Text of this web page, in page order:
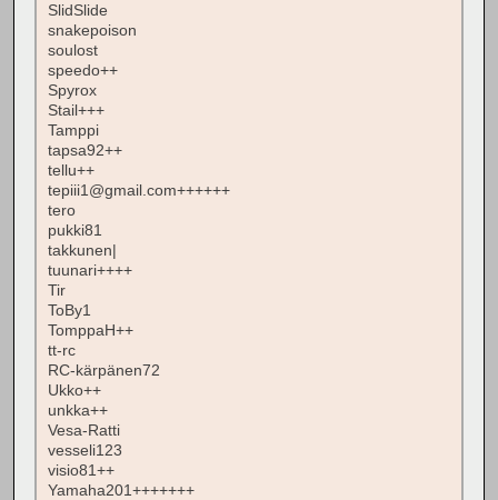
SlidSlide
snakepoison
soulost
speedo++
Spyrox
Stail+++
Tamppi
tapsa92++
tellu++
tepiii1@gmail.com++++++
tero
pukki81
takkunen|
tuunari++++
Tir
ToBy1
TomppaH++
tt-rc
RC-kärpänen72
Ukko++
unkka++
Vesa-Ratti
vesseli123
visio81++
Yamaha201+++++++